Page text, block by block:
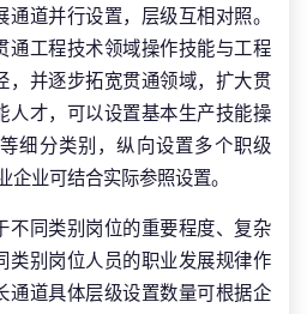
道并行设置，层级互相对照。
通工程技术领域操作技能与工程
，并逐步拓宽贯通领域，扩大贯
人才，可以设置基本生产技能操
细分类别，纵向设置多个职级
企业可结合实际参照设置。
不同类别岗位的重要程度、复杂
类别岗位人员的职业发展规律作
通道具体层级设置数量可根据企